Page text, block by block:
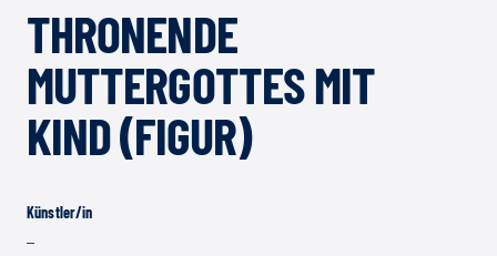
THRONENDE
MUTTERGOTTES MIT
KIND (FIGUR)
Künstler/in
–